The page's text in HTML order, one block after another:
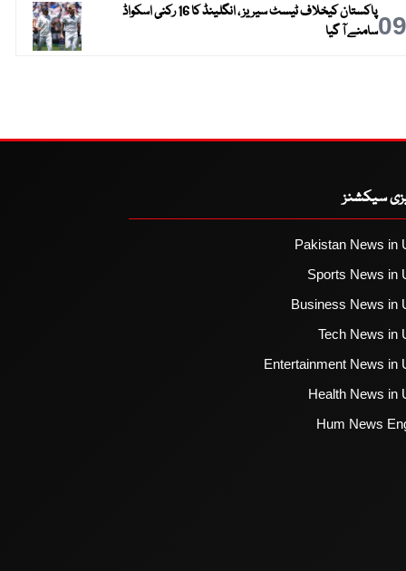
09
پاکستان کیخلاف ٹیسٹ سیریز ، انگلینڈ کا 16 رکنی اسکواڈ
سامنے آ گیا
سیکشنز
Pakistan News in
Sports News in
Business News in
Tech News in
Entertainment News in
Health News in
Hum News